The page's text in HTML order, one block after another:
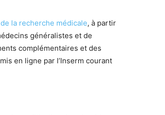
la recherche médicale, à partir
généralistes et de
complémentaires et des
en ligne par l’Inserm courant